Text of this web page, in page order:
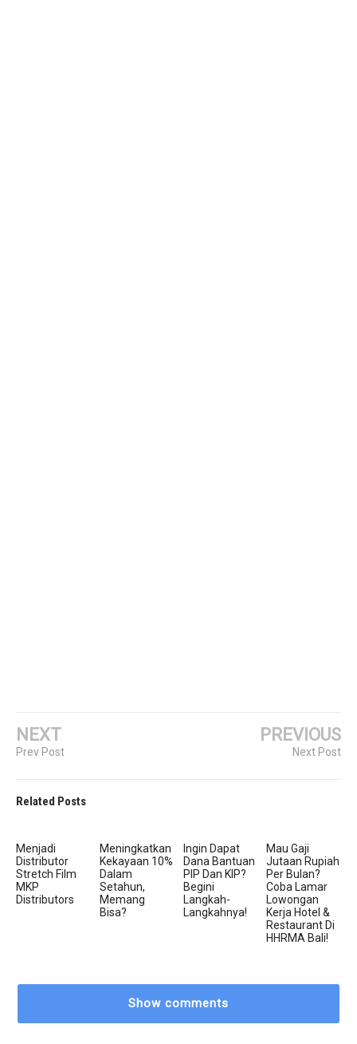
NEXT
Prev Post
PREVIOUS
Next Post
Related Posts
Menjadi
Distributor
Stretch Film
MKP
Distributors
Meningkatkan
Kekayaan 10%
Dalam
Setahun,
Memang
Bisa?
Ingin Dapat
Dana Bantuan
PIP Dan KIP?
Begini
Langkah-
Langkahnya!
Mau Gaji
Jutaan Rupiah
Per Bulan?
Coba Lamar
Lowongan
Kerja Hotel &
Restaurant Di
HHRMA Bali!
Show comments